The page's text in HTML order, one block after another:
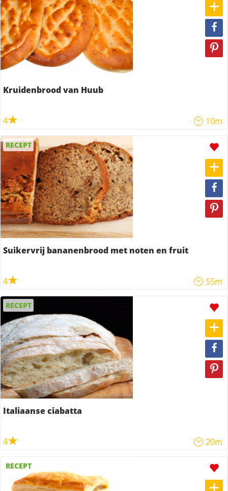
Kruidenbrood van Huub
4 10m
RECEPT
Suikervrij bananenbrood met noten en fruit
4 55m
RECEPT
Italiaanse ciabatta
4 20m
RECEPT